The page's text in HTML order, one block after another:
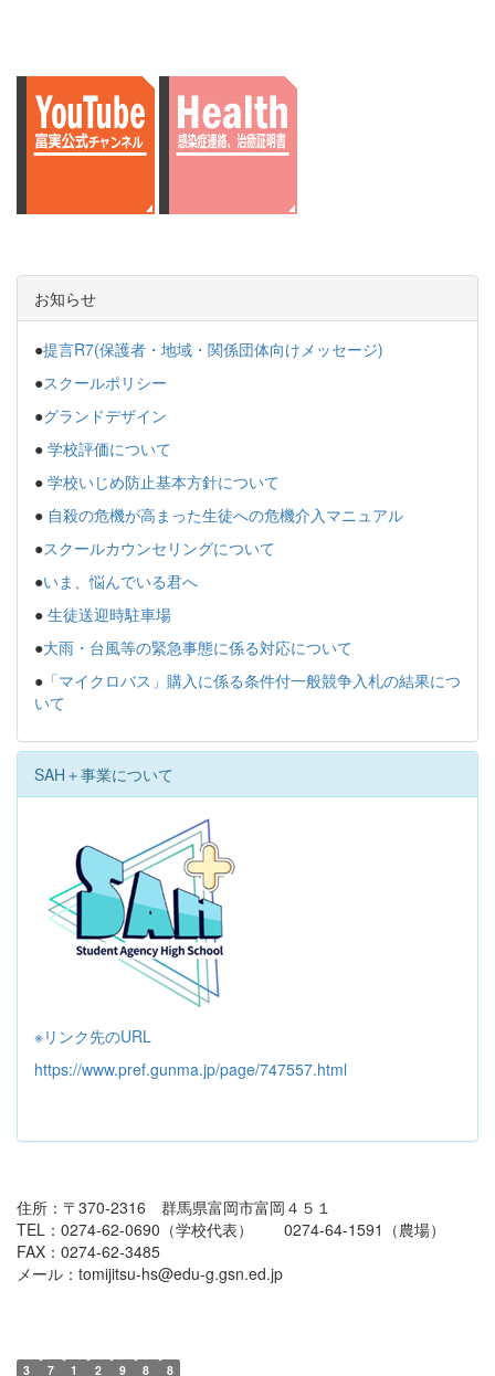
お知らせ
●提言R7(保護者・地域・関係団体向けメッセージ)
●スクールポリシー
●グランドデザイン
● 学校評価について
● 学校いじめ防止基本方針について
● 自殺の危機が高まった生徒への危機介入マニュアル
●スクールカウンセリングについて
●いま、悩んでいる君へ
● 生徒送迎時駐車場
●大雨・台風等の緊急事態に係る対応について
● 「マイクロバス」購入に係る条件付一般競争入札の結果につ
いて
SAH＋事業について
※リンク先のURL
https://www.pref.gunma.jp/page/747557.html
住所：〒370-2316 群馬県富岡市富岡４５１
TEL：0274-62-0690（学校代表） 0274-64-1591（農場）
FAX：0274-62-3485
メール：tomijitsu-hs@edu-g.gsn.ed.jp
3 7 1 2 9 8 8